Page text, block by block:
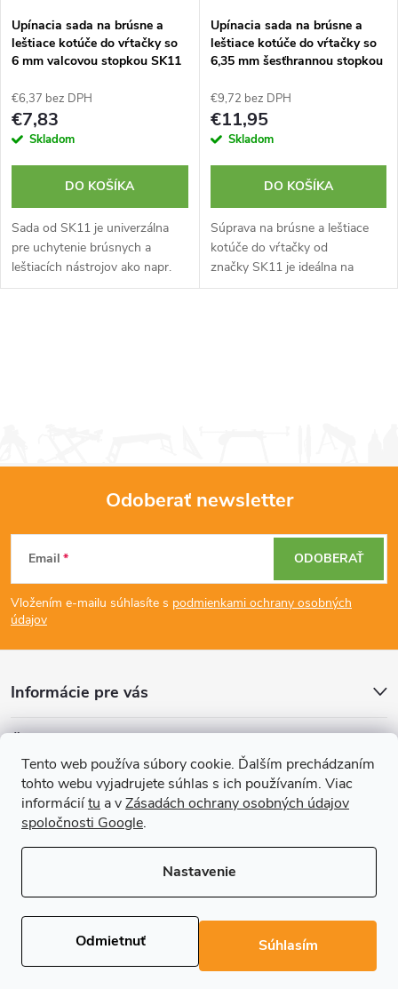
Tento web používa súbory cookie. Ďalším prechádzaním
tohto webu vyjadrujete súhlas s ich používaním. Viac
informáciítu a vZásadách ochrany osobných údajov
spoločnosti Google.
Nastavenie
Odmietnuť Súhlasím
Upínacia sada na brúsne a
leštiace kotúče do vŕtačky so
6 mm valcovou stopkou SK11
€6,37 bez DPH
€7,83
Skladom
DO KOŠÍKA
Sada od SK11 je univerzálna
pre uchytenie brúsnych a
leštiacích nástrojov ako napr.
brúsne kotúče, gumové brúsne
Upínacia sada na brúsne a
leštiace kotúče do vŕtačky so
6,35 mm šesťhrannou stopkou
€9,72 bez DPH
€11,95
Skladom
DO KOŠÍKA
Súprava na brúsne a leštiace
kotúče do vŕtačky od
značky SK11 je ideálna na
montáž leštiacich a brúsnych
i
e
p
r
v
k
y
v
p
Z
á
p
ä
t
Odoberať newsletter
Email
Vložením e-mailu súhlasíte s podmienkami ochrany osobných
údajov
ODOBERAŤ
Informácie pre vás
Prijímame online platby
Copyright 2026REGALS.sk. Všetky práva vyhradené.Upraviť nastavenie
cookies